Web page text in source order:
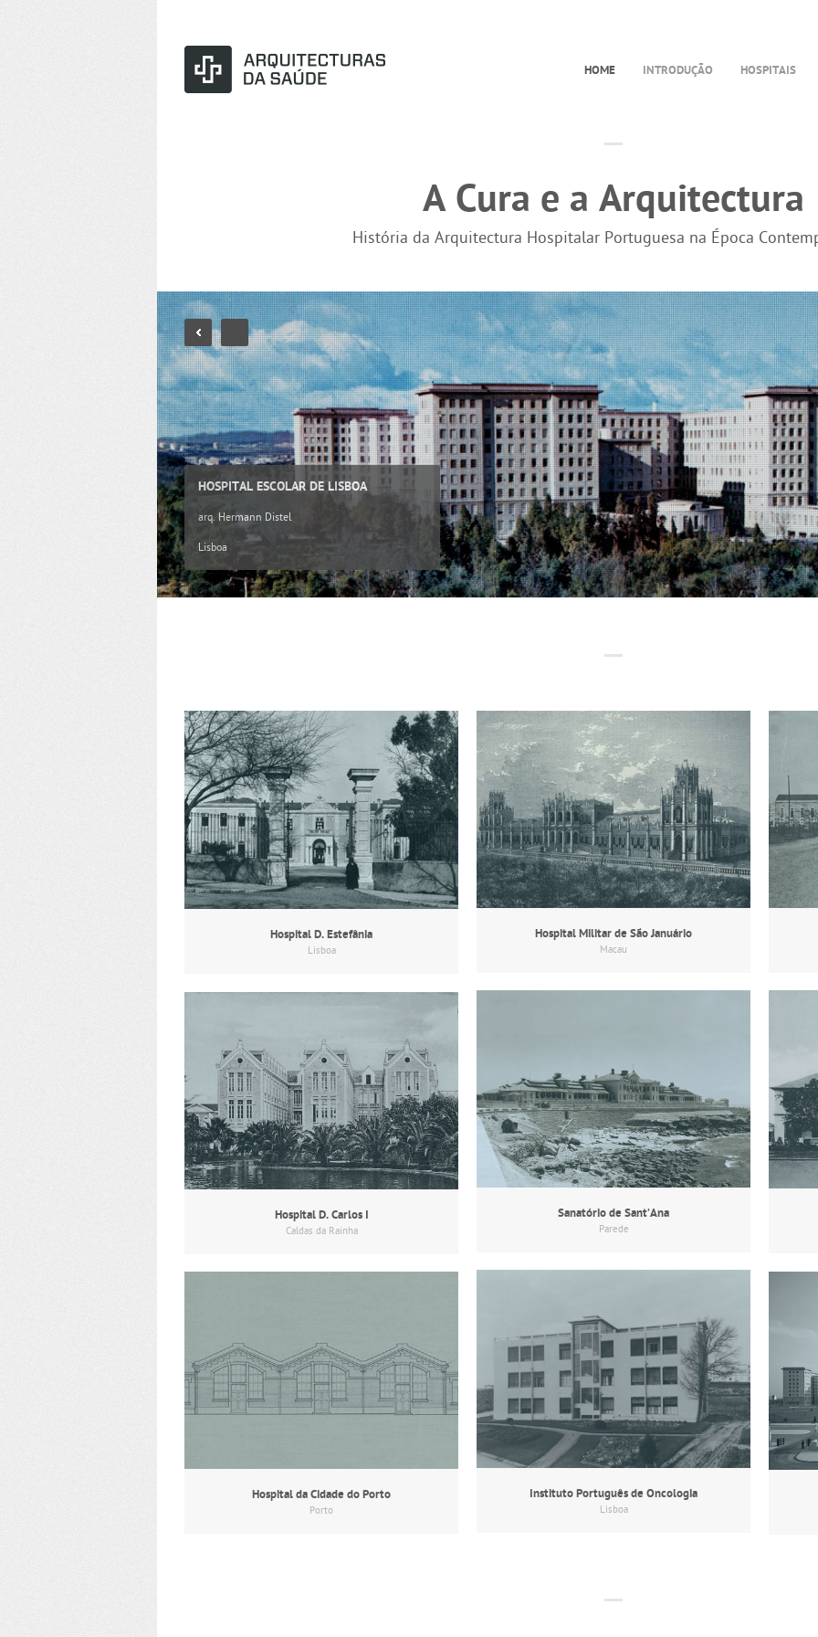
HOME INTRODUÇÃO HOSPITAIS
A Cura e a Arquitectura
História da Arquitectura Hospitalar Portuguesa na Época
HOSPITAL ESCOLAR DE LISBOA
arq. Hermann Distel
Lisboa
Hospital D. Estefânia
Lisboa
Hospital Militar de São Januário
Macau
Sanatório de Sant’Ana
Parede
Hospital D. Carlos I
Caldas da Rainha
Instituto Português de Oncologia
Lisboa
Hospital da Cidade do Porto
Porto